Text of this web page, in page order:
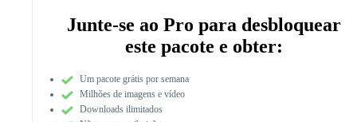
Junte-se ao Pro para desbloquear
este pacote e obter:
Um pacote grátis por semana
Milhões de imagens e vídeo
Downloads ilimitados